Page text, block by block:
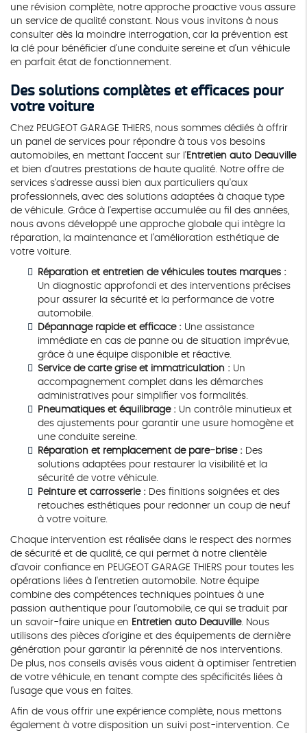
une révision complète, notre approche proactive vous assure
un service de qualité constant. Nous vous invitons à nous
consulter dès la moindre interrogation, car la prévention est
la clé pour bénéficier d'une conduite sereine et d'un véhicule
en parfait état de fonctionnement.
Des solutions complètes et efficaces pour
votre voiture
Chez PEUGEOT GARAGE THIERS, nous sommes dédiés à offrir
un panel de services pour répondre à tous vos besoins
automobiles, en mettant l'accent sur l'Entretien auto Deauville
et bien d'autres prestations de haute qualité. Notre offre de
services s'adresse aussi bien aux particuliers qu'aux
professionnels, avec des solutions adaptées à chaque type
de véhicule. Grâce à l'expertise accumulée au fil des années,
nous avons développé une approche globale qui intègre la
réparation, la maintenance et l'amélioration esthétique de
votre voiture.
Réparation et entretien de véhicules toutes marques :
Un diagnostic approfondi et des interventions précises
pour assurer la sécurité et la performance de votre
automobile.
Dépannage rapide et efficace : Une assistance
immédiate en cas de panne ou de situation imprévue,
grâce à une équipe disponible et réactive.
Service de carte grise et immatriculation : Un
accompagnement complet dans les démarches
administratives pour simplifier vos formalités.
Pneumatiques et équilibrage : Un contrôle minutieux et
des ajustements pour garantir une usure homogène et
une conduite sereine.
Réparation et remplacement de pare-brise : Des
solutions adaptées pour restaurer la visibilité et la
sécurité de votre véhicule.
Peinture et carrosserie : Des finitions soignées et des
retouches esthétiques pour redonner un coup de neuf
à votre voiture.
Chaque intervention est réalisée dans le respect des normes
de sécurité et de qualité, ce qui permet à notre clientèle
d'avoir confiance en PEUGEOT GARAGE THIERS pour toutes les
opérations liées à l'entretien automobile. Notre équipe
combine des compétences techniques pointues à une
passion authentique pour l'automobile, ce qui se traduit par
un savoir-faire unique en Entretien auto Deauville. Nous
utilisons des pièces d'origine et des équipements de dernière
génération pour garantir la pérennité de nos interventions.
De plus, nos conseils avisés vous aident à optimiser l'entretien
de votre véhicule, en tenant compte des spécificités liées à
l'usage que vous en faites.
Afin de vous offrir une expérience complète, nous mettons
également à votre disposition un suivi post-intervention. Ce